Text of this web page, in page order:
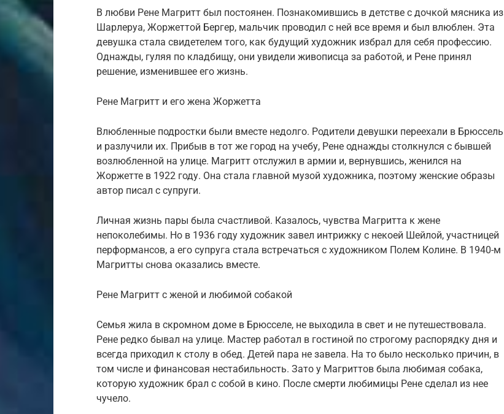
В любви Рене Магритт был постоянен. Познакомившись в детстве с дочкой мясника из
Шарлеруа, Жоржеттой Бергер, мальчик проводил с ней все время и был влюблен. Эта
девушка стала свидетелем того, как будущий художник избрал для себя профессию.
Однажды, гуляя по кладбищу, они увидели живописца за работой, и Рене принял
решение, изменившее его жизнь.
Рене Магритт и его жена Жоржетта
Влюбленные подростки были вместе недолго. Родители девушки переехали в Брюссель
и разлучили их. Прибыв в тот же город на учебу, Рене однажды столкнулся с бывшей
возлюбленной на улице. Магритт отслужил в армии и, вернувшись, женился на
Жоржетте в 1922 году. Она стала главной музой художника, поэтому женские образы
автор писал с супруги.
Личная жизнь пары была счастливой. Казалось, чувства Магритта к жене
непоколебимы. Но в 1936 году художник завел интрижку с некоей Шейлой, участницей
перформансов, а его супруга стала встречаться с художником Полем Колине. В 1940-м
Магритты снова оказались вместе.
Рене Магритт с женой и любимой собакой
Семья жила в скромном доме в Брюсселе, не выходила в свет и не путешествовала.
Рене редко бывал на улице. Мастер работал в гостиной по строгому распорядку дня и
всегда приходил к столу в обед. Детей пара не завела. На то было несколько причин, в
том числе и финансовая нестабильность. Зато у Магриттов была любимая собака,
которую художник брал с собой в кино. После смерти любимицы Рене сделал из нее
чучело.